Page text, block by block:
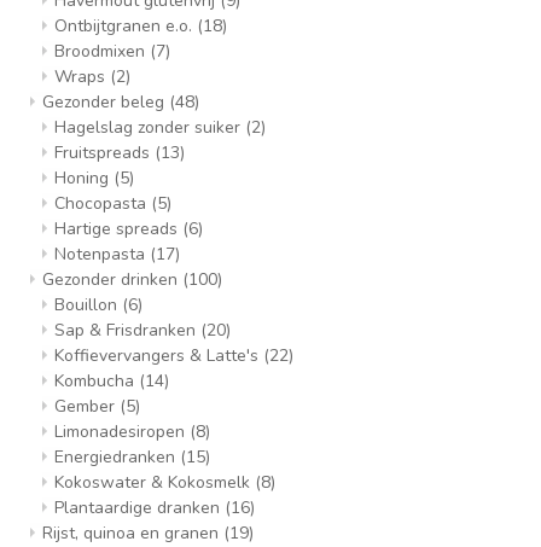
Ontbijtgranen e.o. (18)
Broodmixen (7)
Wraps (2)
Gezonder beleg (48)
Hagelslag zonder suiker (2)
Fruitspreads (13)
Honing (5)
Chocopasta (5)
Hartige spreads (6)
Notenpasta (17)
Gezonder drinken (100)
Bouillon (6)
Sap & Frisdranken (20)
Koffievervangers & Latte's (22)
Kombucha (14)
Gember (5)
Limonadesiropen (8)
Energiedranken (15)
Kokoswater & Kokosmelk (8)
Plantaardige dranken (16)
Rijst, quinoa en granen (19)